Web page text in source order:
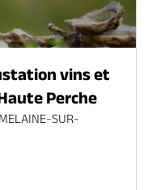
vins et
Perche
SUR-